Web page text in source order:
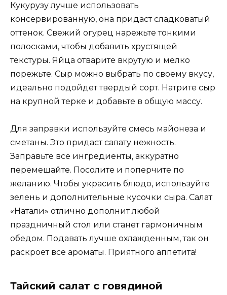
Кукурузу лучше использовать
консервированную, она придаст сладковатый
оттенок. Свежий огурец нарежьте тонкими
полосками, чтобы добавить хрустящей
текстуры. Яйца отварите вкрутую и мелко
порежьте. Сыр можно выбрать по своему вкусу,
идеально подойдет твердый сорт. Натрите сыр
на крупной терке и добавьте в общую массу.
Для заправки используйте смесь майонеза и
сметаны. Это придаст салату нежность.
Заправьте все ингредиенты, аккуратно
перемешайте. Посолите и поперчите по
желанию. Чтобы украсить блюдо, используйте
зелень и дополнительные кусочки сыра. Салат
«Натали» отлично дополнит любой
праздничный стол или станет гармоничным
обедом. Подавать лучше охлажденным, так он
раскроет все ароматы. Приятного аппетита!
Тайский салат с говядиной